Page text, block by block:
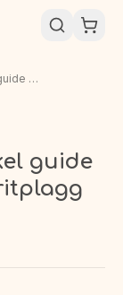
Laga hål i leggings: Enkel guide för att rädda dina favoritplagg
guide